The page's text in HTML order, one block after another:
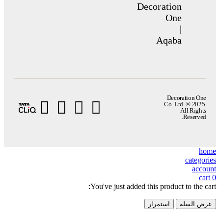
Decoration
One
|
Aqaba
Decoration One
Co. Ltd. ® 2025.
All Rights
Reserved.
home
categories
account
0
cart
You've just added this product to the cart:
عرض السلة استمرار